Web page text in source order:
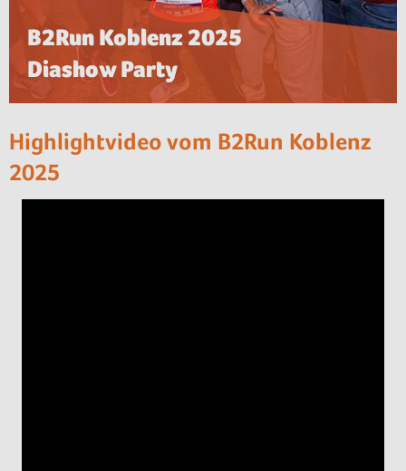
B2Run Koblenz 2025
Diashow Party
Highlightvideo vom B2Run Koblenz
2025